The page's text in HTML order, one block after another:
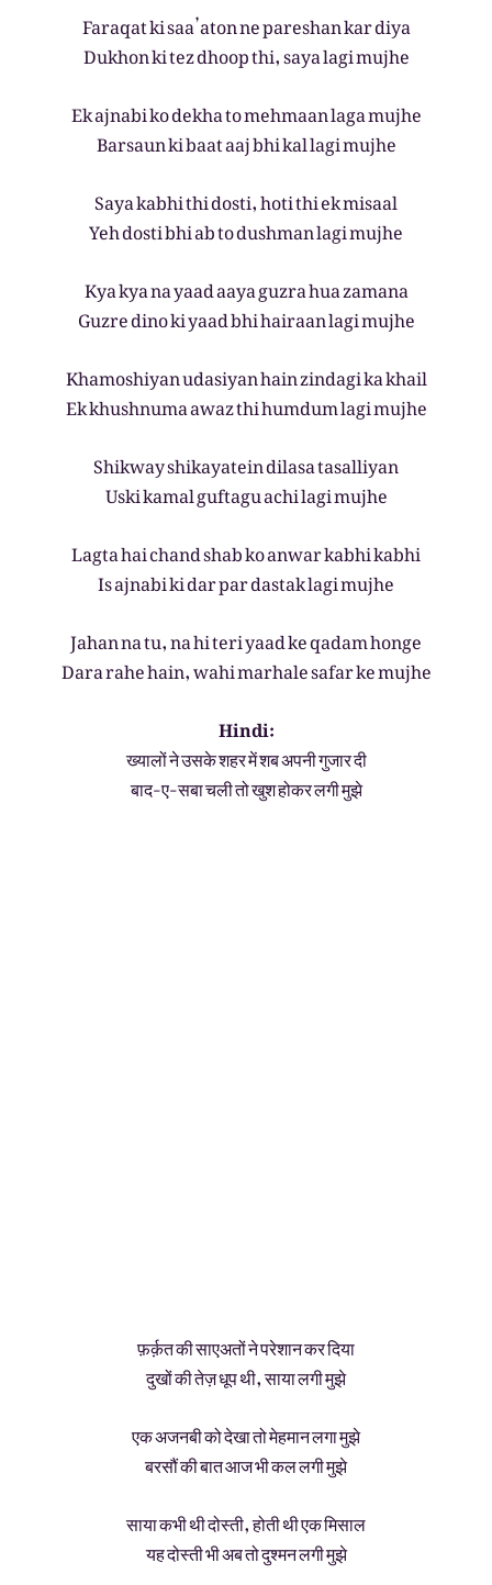
Faraqat ki saa’aton ne pareshan kar diya
Dukhon ki tez dhoop thi, saya lagi mujhe
Ek ajnabi ko dekha to mehmaan laga mujhe
Barsaun ki baat aaj bhi kal lagi mujhe
Saya kabhi thi dosti, hoti thi ek misaal
Yeh dosti bhi ab to dushman lagi mujhe
Kya kya na yaad aaya guzra hua zamana
Guzre dino ki yaad bhi hairaan lagi mujhe
Khamoshiyan udasiyan hain zindagi ka khail
Ek khushnuma awaz thi humdum lagi mujhe
Shikway shikayatein dilasa tasalliyan
Uski kamal guftagu achi lagi mujhe
Lagta hai chand shab ko anwar kabhi kabhi
Is ajnabi ki dar par dastak lagi mujhe
Jahan na tu, na hi teri yaad ke qadam honge
Dara rahe hain, wahi marhale safar ke mujhe
Hindi:
ख्यालों ने उसके शहर में शब अपनी गुजार दी
बाद-ए-सबा चली तो खुश होकर लगी मुझे
फ़र्क़त की साएअतों ने परेशान कर दिया
दुखों की तेज़ धूप थी, साया लगी मुझे
एक अजनबी को देखा तो मेहमान लगा मुझे
बरसौं की बात आज भी कल लगी मुझे
साया कभी थी दोस्ती, होती थी एक मिसाल
यह दोस्ती भी अब तो दुश्मन लगी मुझे